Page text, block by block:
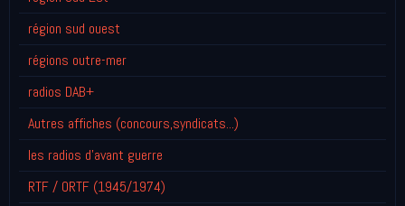
région sud ouest
régions outre-mer
radios DAB+
Autres affiches (concours,syndicats...)
les radios d'avant guerre
RTF / ORTF (1945/1974)